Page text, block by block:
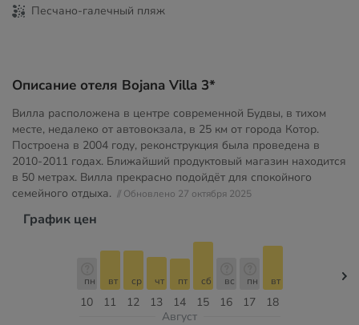
Песчано-галечный пляж
Описание отеля Bojana Villa 3*
Вилла расположена в центре современной Будвы, в тихом
месте, недалеко от автовокзала, в 25 км от города Котор.
Построена в 2004 году, реконструкция была проведена в
2010-2011 годах. Ближайший продуктовый магазин находится
в 50 метрах. Вилла прекрасно подойдёт для спокойного
семейного отдыха. // Обновлено 27 октября 2025
График цен
10
пн
11
вт
12
ср
13
чт
14
пт
15
сб
16
вс
17
пн
18
вт
Август